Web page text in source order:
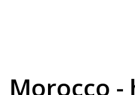
Morocco